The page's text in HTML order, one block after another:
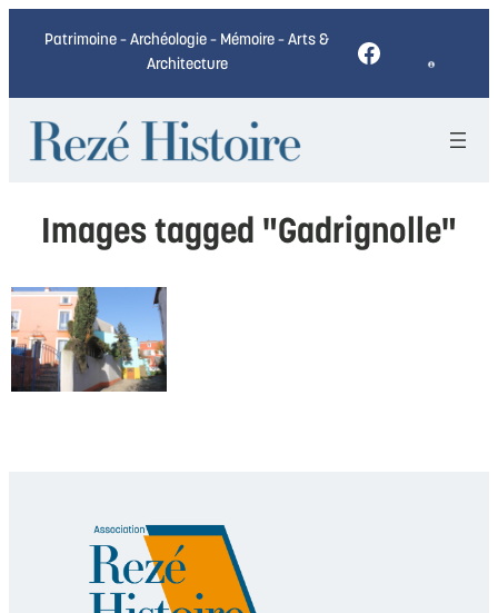
Patrimoine – Archéologie – Mémoire – Arts &
Architecture
Facebook
Images tagged "Gadrignolle"